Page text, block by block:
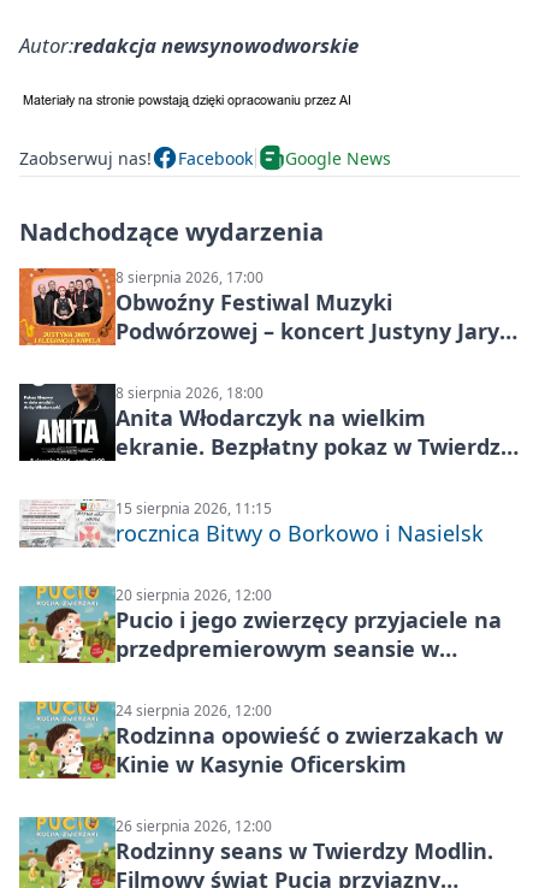
Autor:redakcja newsynowodworskie
Zaobserwuj nas! Facebook Google News
Nadchodzące wydarzenia
8 sierpnia 2026, 17:00
Obwoźny Festiwal Muzyki
Podwórzowej – koncert Justyny Jary i
8 sierpnia 2026, 18:00
Anita Włodarczyk na wielkim
ekranie. Bezpłatny pokaz w Twierdzy
15 sierpnia 2026, 11:15
rocznica Bitwy o Borkowo i Nasielsk
20 sierpnia 2026, 12:00
Pucio i jego zwierzęcy przyjaciele na
przedpremierowym seansie w
24 sierpnia 2026, 12:00
Rodzinna opowieść o zwierzakach w
Kinie w Kasynie Oficerskim
26 sierpnia 2026, 12:00
Rodzinny seans w Twierdzy Modlin.
Filmowy świat Pucia przyjazny